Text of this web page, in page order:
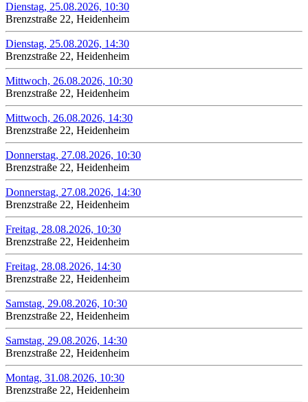
Dienstag, 25.08.2026, 10:30
Brenzstraße 22, Heidenheim
Dienstag, 25.08.2026, 14:30
Brenzstraße 22, Heidenheim
Mittwoch, 26.08.2026, 10:30
Brenzstraße 22, Heidenheim
Mittwoch, 26.08.2026, 14:30
Brenzstraße 22, Heidenheim
Donnerstag, 27.08.2026, 10:30
Brenzstraße 22, Heidenheim
Donnerstag, 27.08.2026, 14:30
Brenzstraße 22, Heidenheim
Freitag, 28.08.2026, 10:30
Brenzstraße 22, Heidenheim
Freitag, 28.08.2026, 14:30
Brenzstraße 22, Heidenheim
Samstag, 29.08.2026, 10:30
Brenzstraße 22, Heidenheim
Samstag, 29.08.2026, 14:30
Brenzstraße 22, Heidenheim
Montag, 31.08.2026, 10:30
Brenzstraße 22, Heidenheim